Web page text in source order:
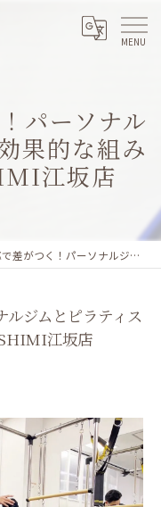
パーソナル
果的な組み
江坂店
ーソナルジムとピラティスの効果的な組み合わせ LAKSHIMI江坂店
ジムとピラティス
江坂店